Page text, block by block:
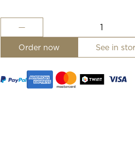
gold
ring
Order now See in